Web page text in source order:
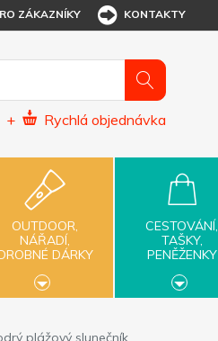
ZÁKAZNÍKY KONTAKTY
+ Rychlá objednávka
OUTDOOR,
NÁŘADÍ,
DÁRKY
CESTOVÁNÍ,
TAŠKY,
PENĚŽENKY
plážový slunečník